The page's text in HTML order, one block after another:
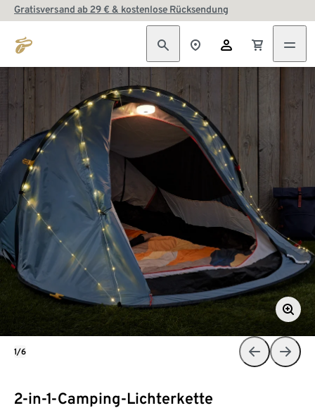
Gratisversand ab 29 € & kostenlose Rücksendung
2-in-1-Camping-Lichterkette
1/6